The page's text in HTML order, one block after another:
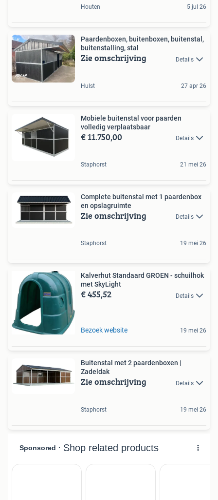
Houten 5 jul 26
Paardenboxen, buitenboxen, buitenstal,
buitenstalling, stal
Zie omschrijving Details
Hulst 27 apr 26
Mobiele buitenstal voor paarden
volledig verplaatsbaar
€ 11.750,00 Details
Staphorst 21 mei 26
Complete buitenstal met 1 paardenbox
en opslagruimte
Zie omschrijving Details
Staphorst 19 mei 26
Kalverhut Standaard GROEN - schuilhok
met SkyLight
€ 455,52 Details
Bezoek website 19 mei 26
Buitenstal met 2 paardenboxen |
Zadeldak
Zie omschrijving Details
Staphorst 19 mei 26